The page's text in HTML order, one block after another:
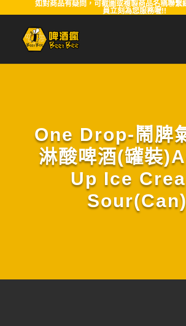
如對商品有疑問，可截圖或複製商品名稱聯繫
員立刻為您服務喔!!
One Drop-鬧脾
淋酸啤酒(罐裝
Up Ice
Sour(Can)